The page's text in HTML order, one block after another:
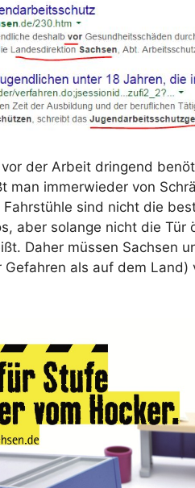
der Arbeit dringend
man immerwieder von
sind nicht die
aber solange nicht die Tür
Daher müssen Sachsen
als auf dem